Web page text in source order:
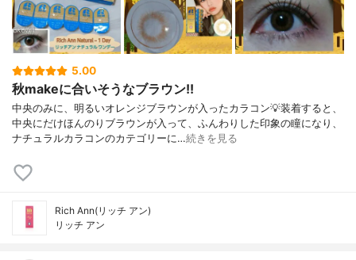
5.00
秋makeに合いそうなブラウン!!
中央のみに、明るいオレンジブラウンが入ったカラコン💡装着すると、
中央にだけほんのりブラウンが入って、ふんわりした印象の瞳になり、
ナチュラルカラコンのカテゴリーに…続きを見る
Rich Ann(リッチ アン)
リッチ アン